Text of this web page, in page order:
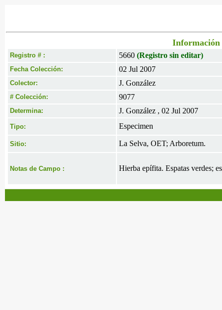
Información
Registro # : 5660 (Registro sin editar)
Fecha Colección: 02 Jul 2007
Colector: J. González
# Colección: 9077
Determina: J. González , 02 Jul 2007
Tipo: Especimen
Sitio: La Selva, OET; Arboretum.
Notas de Campo : Hierba epífita. Espatas verdes;